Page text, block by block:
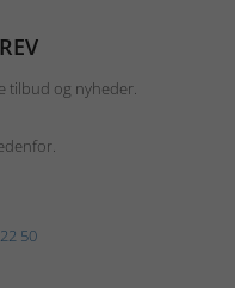
tilbud og nyheder.
50